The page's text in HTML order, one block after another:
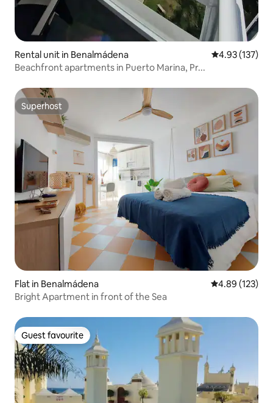
Rental unit in Benalmádena 4.93 out of 5
4.93 (137)
Beachfront apartments in Puerto Marina, Pr...
Superhost
Superhost
Flat in Benalmádena 4.89 out of 5
4.89 (123)
Bright Apartment in front of the Sea
Guest favourite
Guest favourite